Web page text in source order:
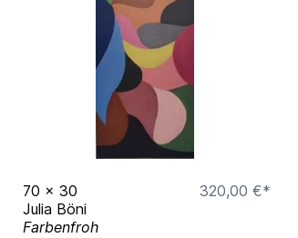
70 x 30
320,00 €*
Julia Böni
Farbenfroh